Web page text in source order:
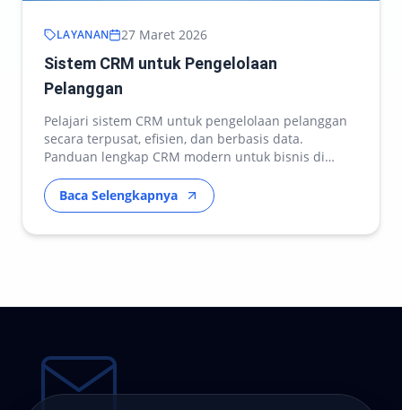
LAYANAN 27 Maret 2026
Sistem CRM untuk Pengelolaan
Pelanggan
Pelajari sistem CRM untuk pengelolaan pelanggan
secara terpusat, efisien, dan berbasis data.
Panduan lengkap CRM modern untuk bisnis di
Indonesia.
Baca Selengkapnya